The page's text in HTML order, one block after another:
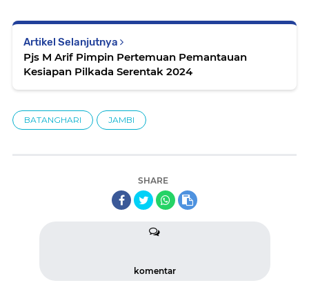
Artikel Selanjutnya
Pjs M Arif Pimpin Pertemuan Pemantauan
Kesiapan Pilkada Serentak 2024
BATANGHARI JAMBI
SHARE
komentar